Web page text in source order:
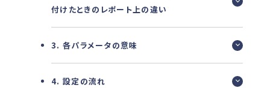
付けたときのレポート上の違い
3. 各パラメータの意味
4. 設定の流れ